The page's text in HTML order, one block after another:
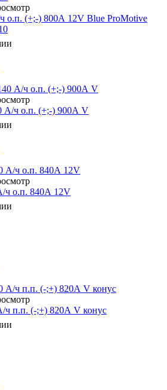
о.п. (+;-) 800А 12V Blue ProMotive
А/ч о.п. (+;-) 900А V
ч о.п. 840А 12V
ч п.п. (-;+) 820А V конус